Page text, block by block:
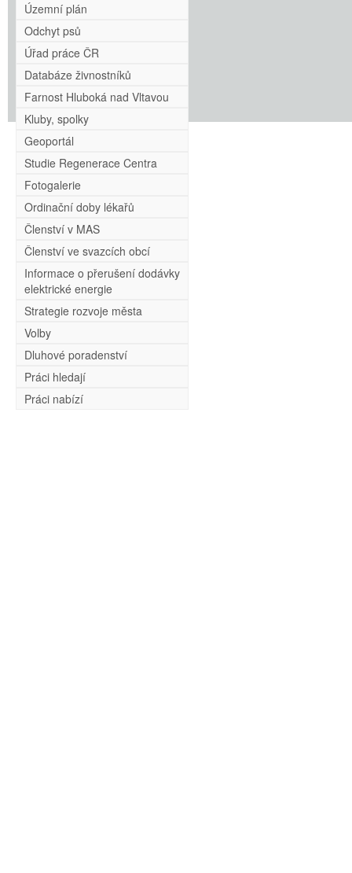
Územní plán
Odchyt psů
Úřad práce ČR
Databáze živnostníků
Farnost Hluboká nad Vltavou
Kluby, spolky
Geoportál
Studie Regenerace Centra
Fotogalerie
Ordinační doby lékařů
Členství v MAS
Členství ve svazcích obcí
Informace o přerušení dodávky
elektrické energie
Strategie rozvoje města
Volby
Dluhové poradenství
Práci hledají
Práci nabízí